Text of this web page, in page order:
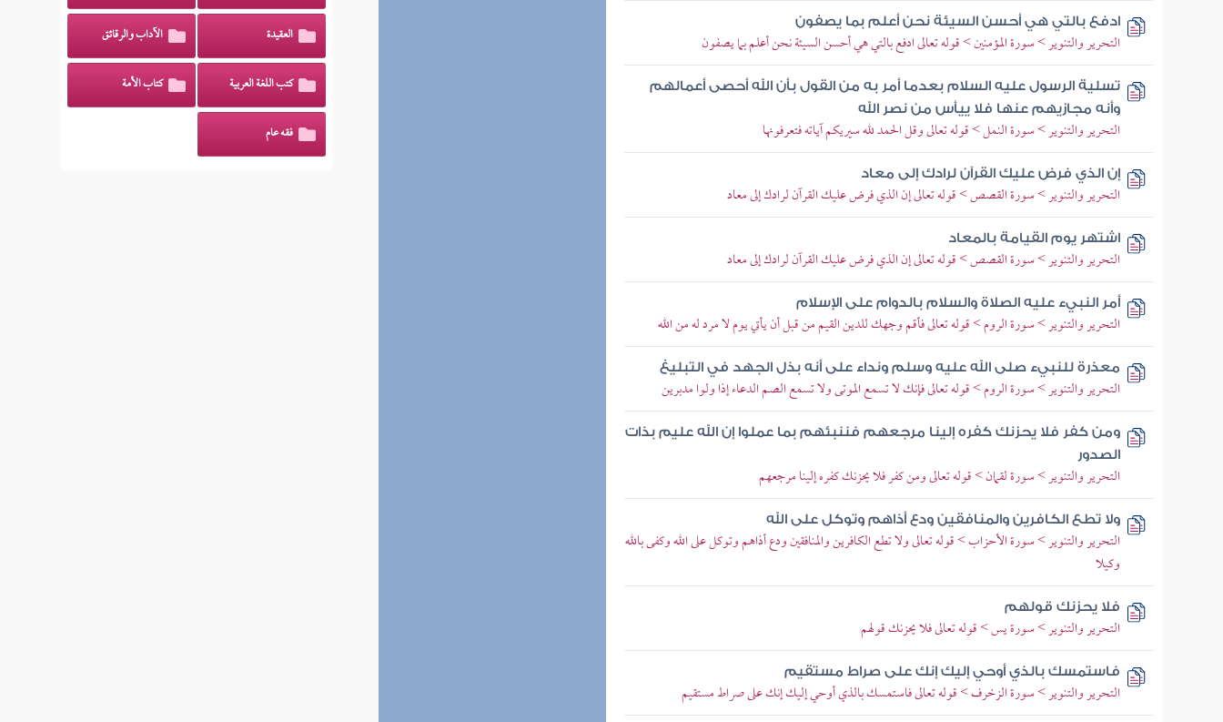
ادفع بالتي هي أحسن السيئة نحن أعلم بما يصفون
التحرير والتنوير > سورة المؤمنين > قوله تعالى ادفع بالتي هي أحسن السيئة نحن أعلم بما يصفون
تسلية الرسول عليه السلام بعدما أمر به من القول بأن الله أحصى أعمالهم
وأنه مجازيهم عنها فلا ييأس من نصر الله
التحرير والتنوير > سورة النمل > قوله تعالى وقل الحمد لله سيريكم آياته فتعرفونها
إن الذي فرض عليك القرآن لرادك إلى معاد
التحرير والتنوير > سورة القصص > قوله تعالى إن الذي فرض عليك القرآن لرادك إلى معاد
اشتهر يوم القيامة بالمعاد
التحرير والتنوير > سورة القصص > قوله تعالى إن الذي فرض عليك القرآن لرادك إلى معاد
أمر النبيء عليه الصلاة والسلام بالدوام على الإسلام
التحرير والتنوير > سورة الروم > قوله تعالى فأقم وجهك للدين القيم من قبل أن يأتي يوم لا مرد له من الله
معذرة للنبيء صلى الله عليه وسلم ونداء على أنه بذل الجهد في التبليغ
التحرير والتنوير > سورة الروم > قوله تعالى فإنك لا تسمع الموتى ولا تسمع الصم الدعاء إذا ولوا مدبرين
ومن كفر فلا يحزنك كفره إلينا مرجعهم فننبئهم بما عملوا إن الله عليم بذات
الصدور
التحرير والتنوير > سورة لقمان > قوله تعالى ومن كفر فلا يحزنك كفره إلينا مرجعهم
ولا تطع الكافرين والمنافقين ودع أذاهم وتوكل على الله
التحرير والتنوير > سورة الأحزاب > قوله تعالى ولا تطع الكافرين والمنافقين ودع أذاهم وتوكل على الله وكفى بالله
وكيلا
فلا يحزنك قولهم
التحرير والتنوير > سورة يس > قوله تعالى فلا يحزنك قولهم
فاستمسك بالذي أوحي إليك إنك على صراط مستقيم
التحرير والتنوير > سورة الزخرف > قوله تعالى فاستمسك بالذي أوحي إليك إنك على صراط مستقيم
العقيدة الآداب والرقائق
كتب اللغة العربية كتاب الأمة
فقه عام